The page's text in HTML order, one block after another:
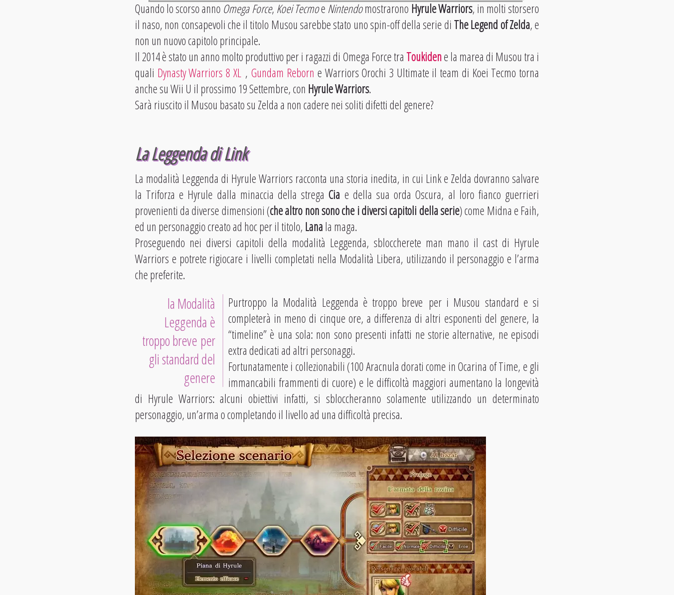
Quando lo scorso anno Omega Force, Koei Tecmoe Nintendomostrarono Hyrule Warriors, in molti storsero
il naso, non consapevoli che il titolo Musou sarebbe stato uno spin-off della serie di The Legend of Zelda, e
non un nuovo capitolo principale.
Il 2014 è stato un anno molto produttivo per i ragazzi di Omega Force tra Toukidene la marea di Musou tra i
quali Dynasty Warriors 8 XL,Gundam Reborn e Warriors Orochi 3 Ultimate il team di Koei Tecmo torna
anche su Wii U il prossimo 19 Settembre, con Hyrule Warriors.
Sarà riuscito il Musou basato su Zelda a non cadere nei soliti difetti del genere?
La Leggenda di Link
La modalità Leggenda di Hyrule Warriors racconta una storia inedita, in cui Link e Zelda dovranno salvare
la Triforza e Hyrule dalla minaccia della strega Cia e della sua orda Oscura, al loro fianco guerrieri
provenienti da diverse dimensioni (che altro non sono che i diversi capitoli della serie) come Midna e Faih,
ed un personaggio creato ad hoc per il titolo,Lanala maga.
Proseguendo nei diversi capitoli della modalità Leggenda, sbloccherete man mano il cast di Hyrule
Warriors e potrete rigiocare i livelli completati nella Modalità Libera, utilizzando il personaggio e l’arma
che preferite.
la Modalità
Leggenda è
troppo breve per
gli standard del
genere
Purtroppo la Modalità Leggenda è troppo breve per i Musou standard e si
completerà in meno di cinque ore, a differenza di altri esponenti del genere, la
“timeline” è una sola: non sono presenti infatti ne storie alternative, ne episodi
extra dedicati ad altri personaggi.
Fortunatamente i collezionabili (100 Aracnula dorati come in Ocarina of Time, e gli
immancabili frammenti di cuore) e le difficoltà maggiori aumentano la longevità
di Hyrule Warriors: alcuni obiettivi infatti, si sbloccheranno solamente utilizzando un determinato
personaggio, un’arma o completando il livello ad una difficoltà precisa.